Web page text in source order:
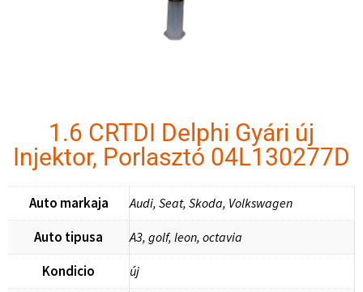
1.6 CRTDI Delphi Gyári új
Injektor, Porlasztó 04L130277D
Auto markaja Audi, Seat, Skoda, Volkswagen
Auto tipusa A3, golf, leon, octavia
Kondicio új